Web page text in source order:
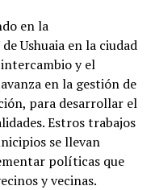
en la
Ushuaia en la ciudad
y el
en la gestión de
para desarrollar el
Estros trabajos
se llevan
políticas que
y vecinas.